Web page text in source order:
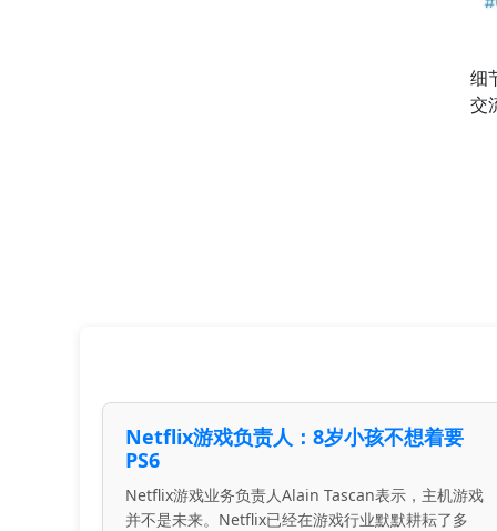
细
交
Netflix游戏负责人：8岁小孩不想着要
PS6
Netflix游戏业务负责人Alain Tascan表示，主机游戏
并不是未来。Netflix已经在游戏行业默默耕耘了多